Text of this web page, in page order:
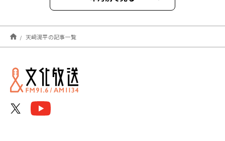
2025年11月
2025年10月
2025年09月
天﨑滉平の記事一覧